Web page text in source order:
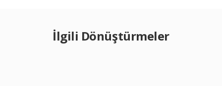
İlgili Dönüştürmeler